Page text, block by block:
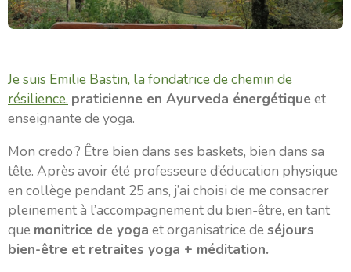
Je suis Emilie Bastin, la fondatrice de chemin de
résilience. praticienne en Ayurveda énergétique et
enseignante de yoga.
Mon credo ? Être bien dans ses baskets, bien dans sa
tête. Après avoir été professeure d’éducation physique
en collège pendant 25 ans, j’ai choisi de me consacrer
pleinement à l’accompagnement du bien-être, en tant
que monitrice de yoga et organisatrice deséjours
bien-être et retraites yoga + méditation.